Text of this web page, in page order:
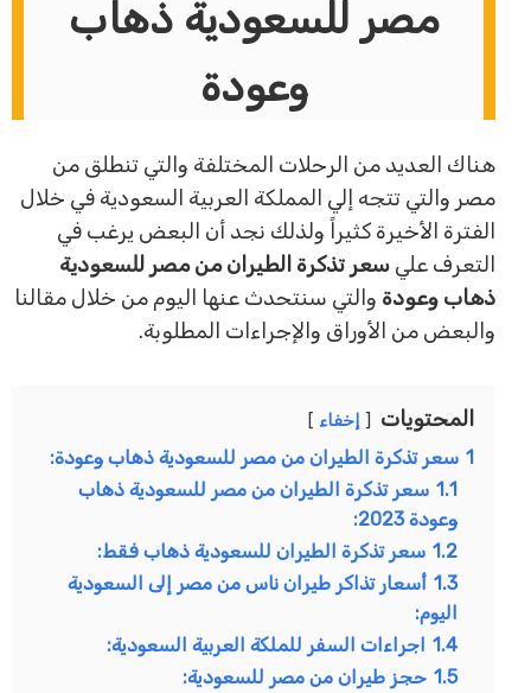
مصر للسعودية ذهاب
وعودة
هناك العديد من الرحلات المختلفة والتي تنطلق من
مصر والتي تتجه إلي المملكة العربية السعودية في خلال
الفترة الأخيرة كثيراً ولذلك نجد أن البعض يرغب في
التعرف عليسعر تذكرة الطيران من مصر للسعودية
ذهاب وعودةوالتي سنتحدث عنها اليوم من خلال مقالنا
والبعض من الأوراق والإجراءات المطلوبة.
المحتويات إخفاء
سعر تذكرة الطيران من مصر للسعودية ذهاب وعودة:
سعر تذكرة الطيران من مصر للسعودية ذهاب
وعودة 2023:
1.2 سعر تذكرة الطيران للسعودية ذهاب فقط:
1.3 أسعار تذاكر طيران ناس من مصر إلى السعودية
اليوم:
1.4 اجراءات السفر للملكة العربية السعودية:
1.5 حجز طيران من مصر للسعودية: